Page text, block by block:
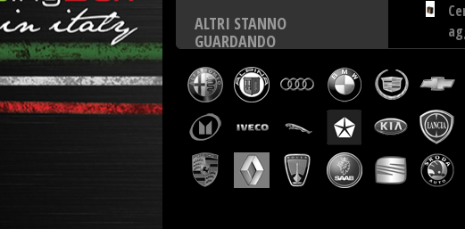
ALTRI STANNO
GUARDANDO
2.0